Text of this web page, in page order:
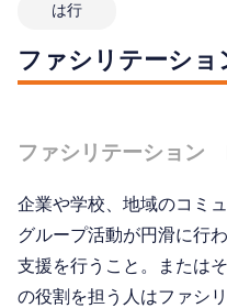
は行
ファシリテーショ
ファシリテーショ
企業や学校、地域のコミ
グループ活動が円滑に行
支援を行うこと。または
の役割を担う人はファシ